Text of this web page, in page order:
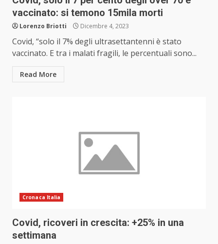
vaccinato: si temono 15mila morti
Lorenzo Briotti Dicembre 4, 2023
Covid, “solo il 7% degli ultrasettantenni è stato
vaccinato. E tra i malati fragili, le percentuali sono...
Read More
Cronaca Italia
Covid, ricoveri in crescita: +25% in una
settimana